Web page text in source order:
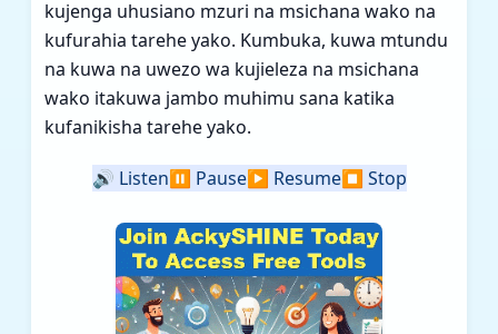
kujenga uhusiano mzuri na msichana wako na
kufurahia tarehe yako. Kumbuka, kuwa mtundu
na kuwa na uwezo wa kujieleza na msichana
wako itakuwa jambo muhimu sana katika
kufanikisha tarehe yako.
🔊 Listen⏸️ Pause▶️ Resume⏹️ Stop